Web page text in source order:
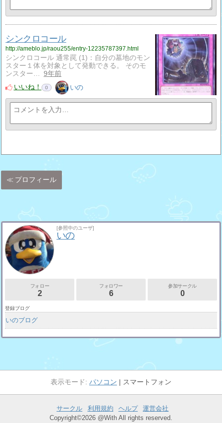
シンクロコール
http://ameblo.jp/raou255/entry-12235787397.html
シンクロコール 通常罠 (1)：自分の墓地のモン
スター１体を対象として発動できる。 そのモ
ンスター…
9年前
いいね！
0 いの
プロフィール
[参照中のユーザ]
いの
フォロー
2
フォロワー
6
参加サークル
0
登録ブログ
いのブログ
パソコン スマートフォン
サークル 利用規約 ヘルプ
運営会社
Copyright©2026 @With All rights reserved.